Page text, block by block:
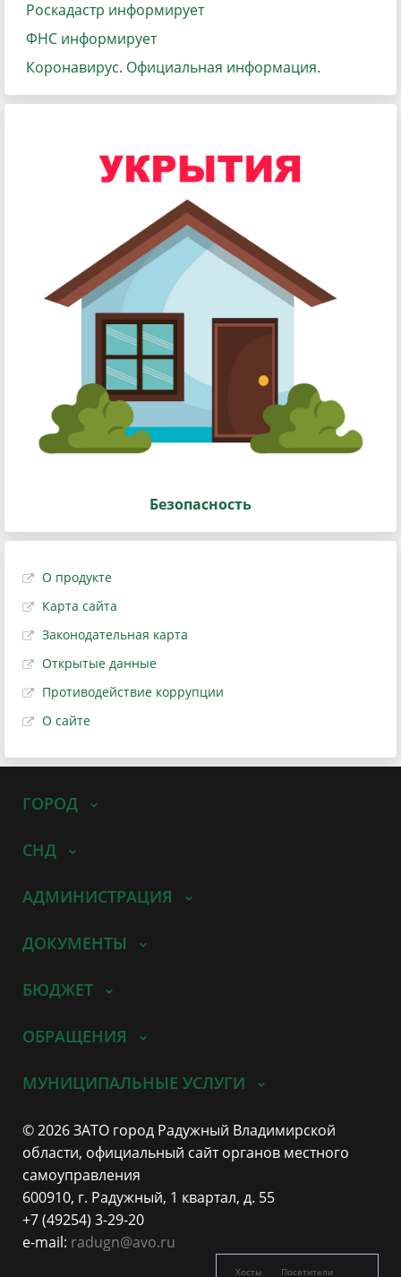
Роскадастр информирует
ФНС информирует
Коронавирус. Официальная информация.
Безопасность
О продукте
Карта сайта
Законодательная карта
Открытые данные
Противодействие коррупции
О сайте
ГОРОД
СНД
АДМИНИСТРАЦИЯ
ДОКУМЕНТЫ
БЮДЖЕТ
ОБРАЩЕНИЯ
МУНИЦИПАЛЬНЫЕ УСЛУГИ
© 2026 ЗАТО город Радужный Владимирской
области, официальный сайт органов местного
самоуправления
600910, г. Радужный, 1 квартал, д. 55
+7 (49254) 3-29-20
e-mail: radugn@avo.ru
Хосты
Посетители